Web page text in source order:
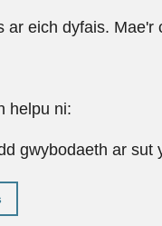
ar eich dyfais. Mae'r
helpu ni:
gwybodaeth ar sut